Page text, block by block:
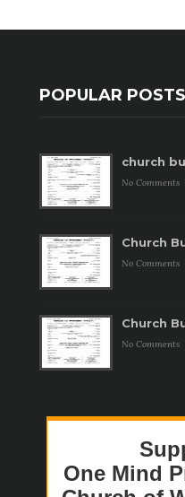
POPULAR POSTS
church
No Comments
Church
No Comments
Church
No Comments